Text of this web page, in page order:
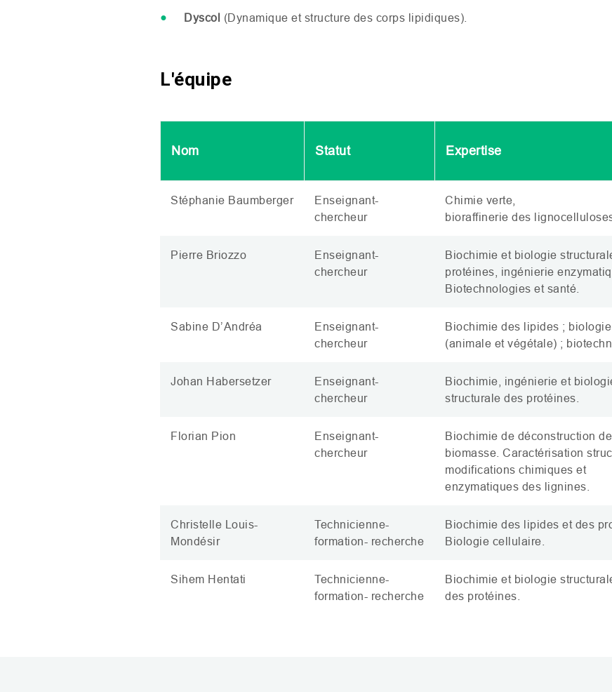
Dyscol (Dynamique et structure des corps lipidiques).
L'équipe
Nom Statut Expertise
Stéphanie Baumberger
Enseignant-
chercheur
Chimie verte,
bioraffinerie des
Pierre Briozzo
Enseignant-
chercheur
Biochimie et biologie
protéines, ingénierie
Biotechnologies et santé.
Sabine D’Andréa
Enseignant-
chercheur
Biochimie des lipides ;
(animale et végétale) ;
Johan Habersetzer
Enseignant-
chercheur
Biochimie, ingénierie et
structurale des protéines.
Florian Pion
Enseignant-
chercheur
Biochimie de déconstruction
biomasse. Caractérisation
modifications chimiques et
enzymatiques des lignines.
Christelle Louis-
Mondésir
Technicienne-
formation- recherche
Biochimie des lipides et des
Biologie cellulaire.
Sihem Hentati
Technicienne-
formation- recherche
Biochimie et biologie
des protéines.